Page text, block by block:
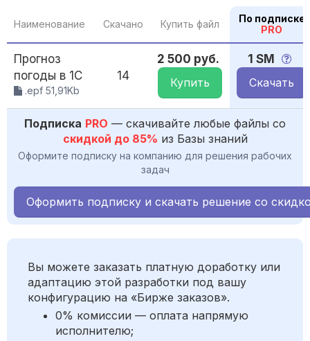
Наименование Скачано Купить файл
По подписке
PRO
Прогноз
погоды в 1С
.epf 51,91Kb
14
2 500 руб.
Купить
1 SM
Скачать
Подписка PRO — скачивайте любые файлы со
скидкой до 85% из Базы знаний
Оформите подписку на компанию для решения рабочих
задач
Оформить подписку и скачать решение со
Вы можете заказать платную доработку или
адаптацию этой разработки под вашу
конфигурацию на «Бирже заказов».
0% комиссии — оплата напрямую
исполнителю;